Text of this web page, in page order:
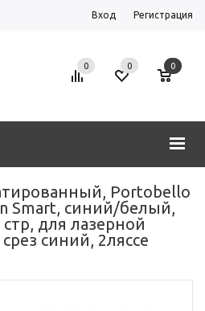
Вход Регистрация
0 0 0
Portobello
Smart, синий/белый,
стр, для лазерной
синий, 2ляссе